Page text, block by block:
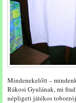
Mindenekelőtt –
Rákosi Gyulának, mi
népligeti játékos